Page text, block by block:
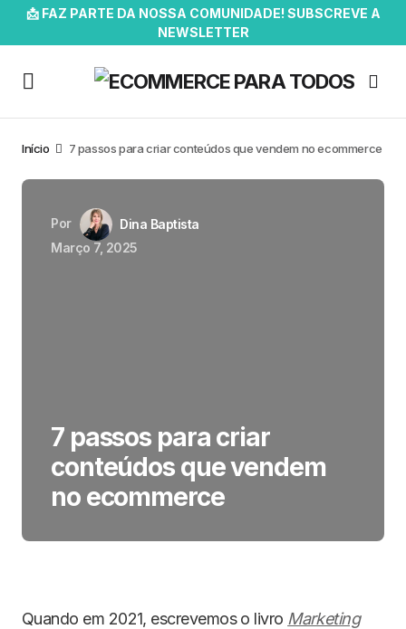
📩 FAZ PARTE DA NOSSA COMUNIDADE! SUBSCREVE A
NEWSLETTER
Início 7 passos para criar conteúdos que vendem no ecommerce
Por
Dina Baptista
Março 7, 2025
7 passos para criar
conteúdos que vendem
no ecommerce
Quando em 2021, escrevemos o livro Marketing